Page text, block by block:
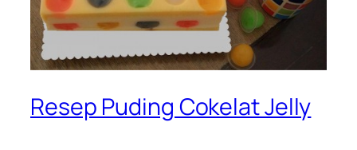
Resep Puding Cokelat Jelly